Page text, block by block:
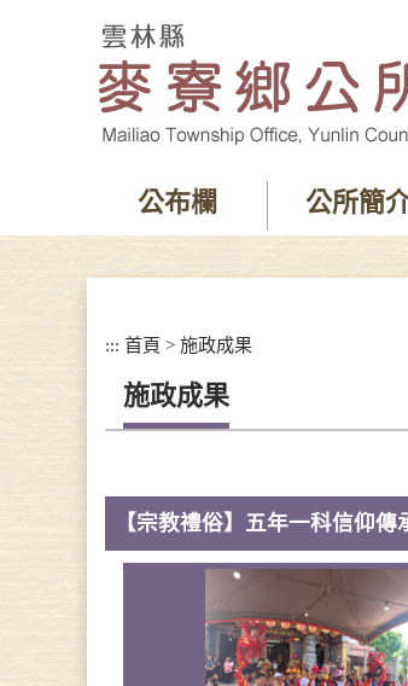
公布欄 公所簡
::: 首頁 > 施政成果
施政成果
【宗教禮俗】五年一科信仰